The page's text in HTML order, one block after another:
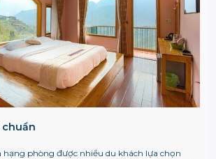
chuẩn
hạng phòng được nhiều du khách lựa chọn